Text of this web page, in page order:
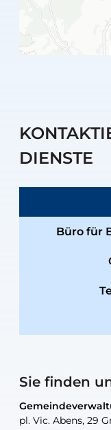
DIENSTE
Büro für
Sie finden
pl. Vic. Abens, 29
pl. Vic. Abens, 29
pl. Vic. Abens, 29
pl. Vic. Abens, 29
30, rue